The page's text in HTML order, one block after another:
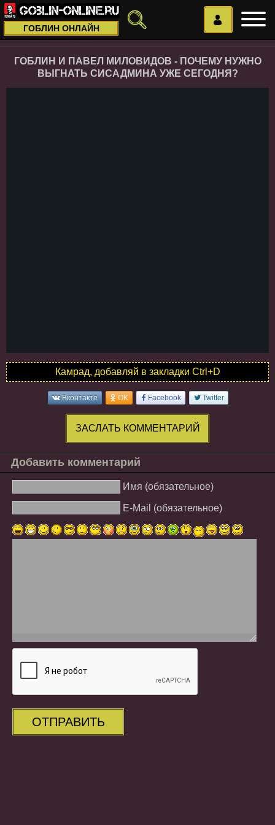
ГОБЛИН ОНЛАЙН
ГОБЛИН И ПАВЕЛ МИЛОВИДОВ - ПОЧЕМУ НУЖНО
ВЫГНАТЬ СИСАДМИНА УЖЕ СЕГОДНЯ?
Камрад, добавляй в закладки Ctrl+D
Вконтакте OK Facebook Twitter
ЗАСЛАТЬ КОММЕНТАРИЙ
Добавить комментарий
Имя (обязательное)
E-Mail (обязательное)
ОТПРАВИТЬ